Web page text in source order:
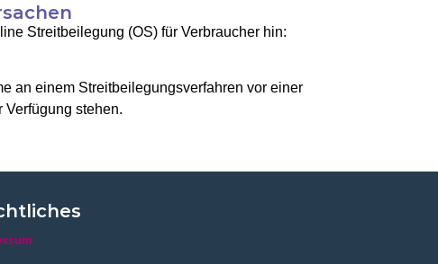
Streitbeilegung (OS) für Verbraucher hin:
an einem Streitbeilegungsverfahren vor einer
stehen.